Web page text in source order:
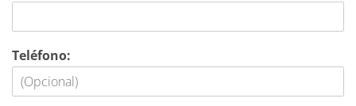
Teléfono: